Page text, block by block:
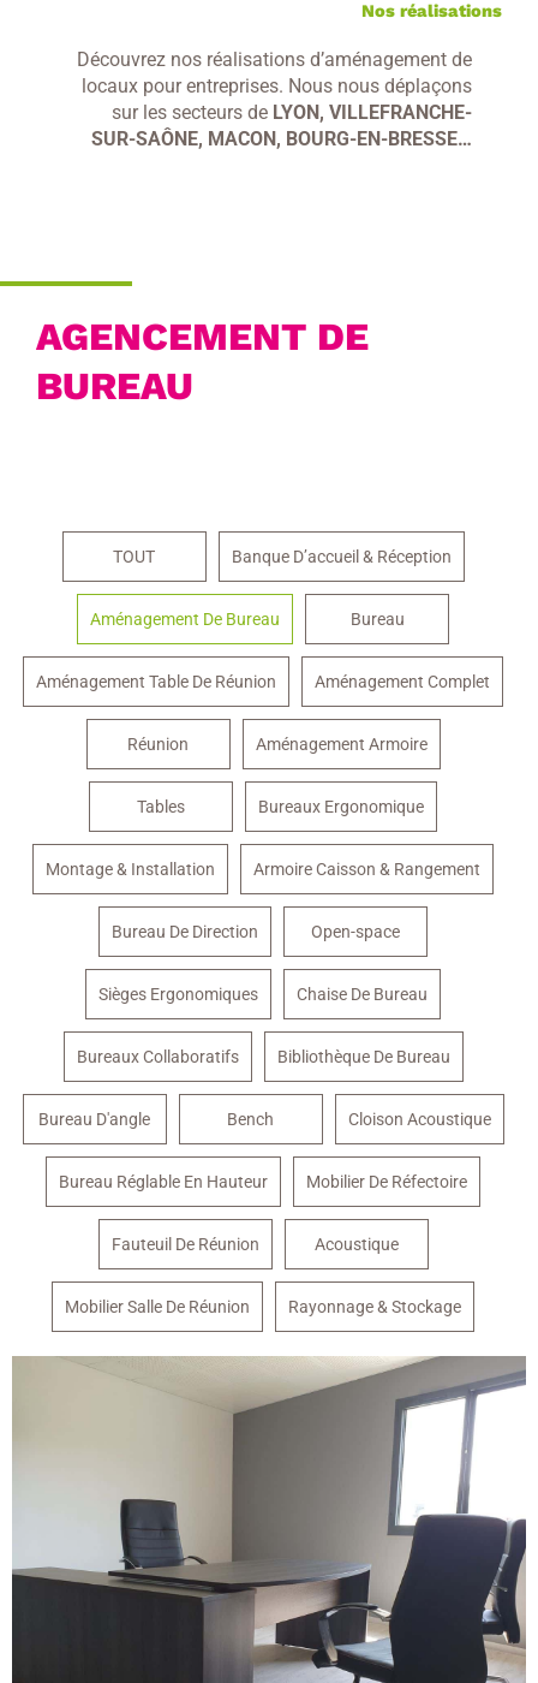
Nos réalisations
Découvrez nos réalisations d’aménagement de
locaux pour entreprises. Nous nous déplaçons
sur les secteurs de LYON, VILLEFRANCHE-
SUR-SAÔNE, MACON, BOURG-EN-BRESSE…
AGENCEMENT DE
BUREAU
TOUT Banque D’accueil & Réception
Aménagement De Bureau Bureau
Aménagement Table De Réunion Aménagement Complet
Réunion Aménagement Armoire
Tables Bureaux Ergonomique
Montage & Installation Armoire Caisson & Rangement
Bureau De Direction Open-space
Sièges Ergonomiques Chaise De Bureau
Bureaux Collaboratifs Bibliothèque De Bureau
Bureau D'angle Bench Cloison Acoustique
Bureau Réglable En Hauteur Mobilier De Réfectoire
Fauteuil De Réunion Acoustique
Mobilier Salle De Réunion Rayonnage & Stockage